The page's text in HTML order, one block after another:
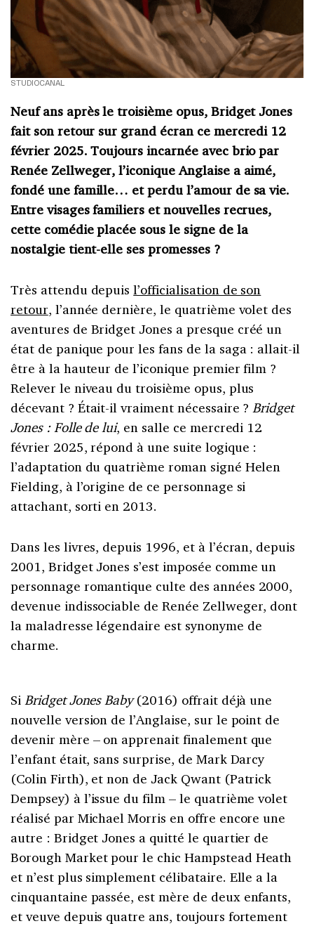
STUDIOCANAL
Neuf ans après le troisième opus, Bridget Jones
fait son retour sur grand écran ce mercredi 12
février 2025. Toujours incarnée avec brio par
Renée Zellweger, l’iconique Anglaise a aimé,
fondé une famille… et perdu l’amour de sa vie.
Entre visages familiers et nouvelles recrues,
cette comédie placée sous le signe de la
nostalgie tient-elle ses promesses ?
Très attendu depuisl’officialisation de son
retour, l’année dernière, le quatrième volet des
aventures de Bridget Jones a presque créé un
état de panique pour les fans de la saga : allait-il
être à la hauteur de l’iconique premier film ?
Relever le niveau du troisième opus, plus
décevant ? Était-il vraiment nécessaire ?Bridget
Jones : Folle de lui, en salle ce mercredi 12
février 2025, répond à une suite logique :
l’adaptation du quatrième roman signé Helen
Fielding, à l’origine de ce personnage si
attachant, sorti en 2013.
Dans les livres, depuis 1996, et à l’écran, depuis
2001, Bridget Jones s’est imposée comme un
personnage romantique culte des années 2000,
devenue indissociable de Renée Zellweger, dont
la maladresse légendaire est synonyme de
charme.
Si Bridget Jones Baby(2016) offrait déjà une
nouvelle version de l’Anglaise, sur le point de
devenir mère – on apprenait finalement que
l’enfant était, sans surprise, de Mark Darcy
(Colin Firth), et non de Jack Qwant (Patrick
Dempsey) à l’issue du film – le quatrième volet
réalisé par Michael Morris en offre encore une
autre : Bridget Jones a quitté le quartier de
Borough Market pour le chic Hampstead Heath
et n’est plus simplement célibataire. Elle a la
cinquantaine passée, est mère de deux enfants,
et veuve depuis quatre ans, toujours fortement